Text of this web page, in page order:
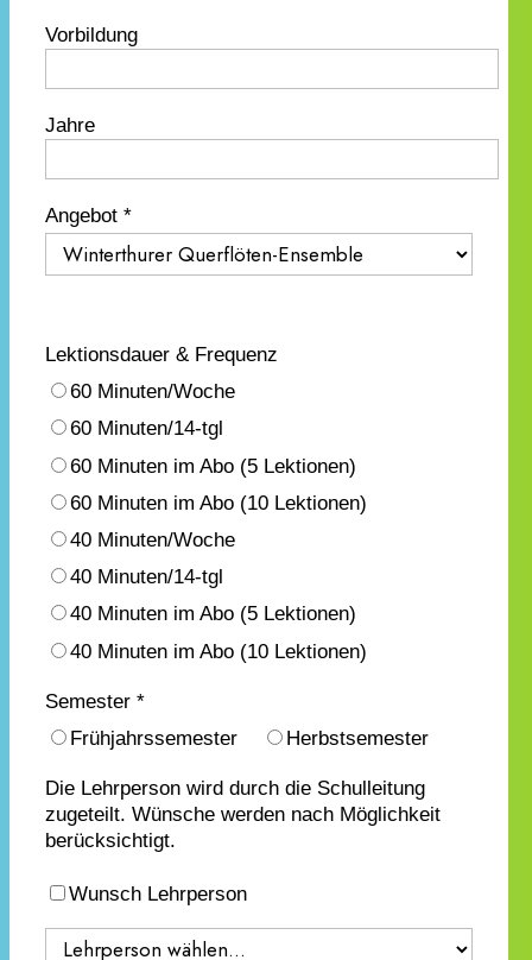
Vorbildung
Jahre
Angebot *
Lektionsdauer & Frequenz
60 Minuten/Woche
60 Minuten/14-tgl
60 Minuten im Abo (5 Lektionen)
60 Minuten im Abo (10 Lektionen)
40 Minuten/Woche
40 Minuten/14-tgl
40 Minuten im Abo (5 Lektionen)
40 Minuten im Abo (10 Lektionen)
Semester *
Frühjahrssemester
Herbstsemester
Die Lehrperson wird durch die Schulleitung
zugeteilt. Wünsche werden nach Möglichkeit
berücksichtigt.
Wunsch Lehrperson